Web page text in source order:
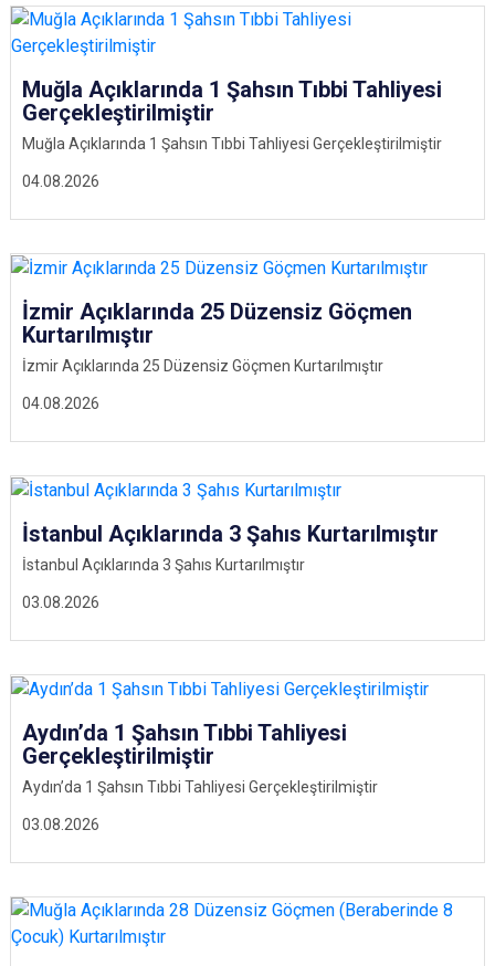
04.08.2026
Muğla Açıklarında 1 Şahsın Tıbbi Tahliyesi
Gerçekleştirilmiştir
Muğla Açıklarında 1 Şahsın Tıbbi Tahliyesi Gerçekleştirilmiştir
04.08.2026
İzmir Açıklarında 25 Düzensiz Göçmen
Kurtarılmıştır
İzmir Açıklarında 25 Düzensiz Göçmen Kurtarılmıştır
03.08.2026
İstanbul Açıklarında 3 Şahıs Kurtarılmıştır
İstanbul Açıklarında 3 Şahıs Kurtarılmıştır
03.08.2026
Aydın’da 1 Şahsın Tıbbi Tahliyesi
Gerçekleştirilmiştir
Aydın’da 1 Şahsın Tıbbi Tahliyesi Gerçekleştirilmiştir